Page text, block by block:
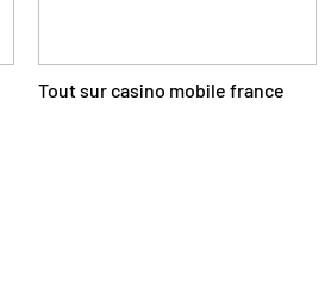
Tout sur casino mobile france